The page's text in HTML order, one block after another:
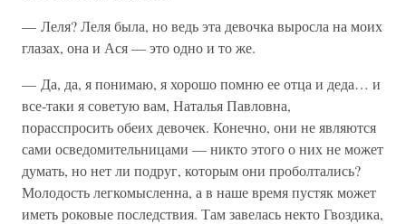
— Леля? Леля была, но ведь эта девочка выросла на моих
глазах, она и Ася — это одно и то же.
— Да, да, я понимаю, я хорошо помню ее отца и деда… и
все-таки я советую вам, Наталья Павловна,
порасспросить обеих девочек. Конечно, они не являются
сами осведомительницами — никто этого о них не может
думать, но нет ли подруг, которым они проболтались?
Молодость легкомысленна, а в наше время пустяк может
иметь роковые последствия. Там завелась некто Гвоздика,